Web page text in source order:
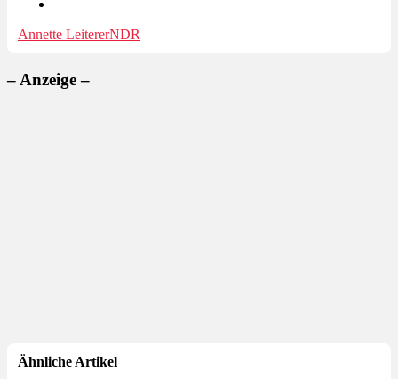
Annette LeitererNDR
– Anzeige –
Ähnliche Artikel